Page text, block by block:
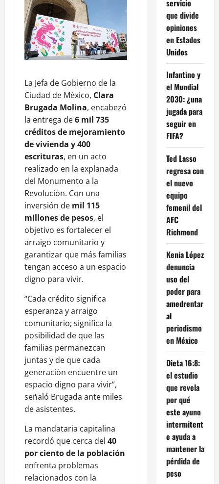
La Jefa de Gobierno de la
Ciudad de México, Clara
Brugada Molina, encabezó
la entrega de6 mil 735
créditos de mejoramiento
de vivienda y 400
escrituras, en un acto
realizado en la explanada
del Monumento a la
Revolución. Con una
inversión de mil 115
millones de pesos, el
objetivo es fortalecer el
arraigo comunitario y
garantizar que más familias
tengan acceso a un espacio
digno para vivir.
“Cada crédito significa
esperanza y arraigo
comunitario; significa la
posibilidad de que las
familias permanezcan
juntas y de que cada
generación encuentre un
espacio digno para vivir”,
señaló Brugada ante miles
de asistentes.
La mandataria capitalina
recordó que cerca del 40
por ciento de la población
enfrenta problemas
relacionados con la
servicio
que divide
opiniones
en Estados
Unidos
Infantino y
el Mundial
2030: ¿una
jugada para
seguir en
FIFA?
Ted Lasso
regresa con
el nuevo
equipo
femenil del
AFC
Richmond
Kenia López
denuncia
uso del
poder para
amedrentar
al
periodismo
en México
Dieta 16:8:
el estudio
que revela
por qué
este ayuno
intermitent
e ayuda a
mantener la
pérdida de
peso